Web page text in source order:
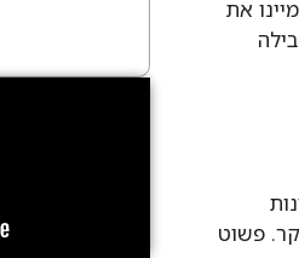
את
פשוט